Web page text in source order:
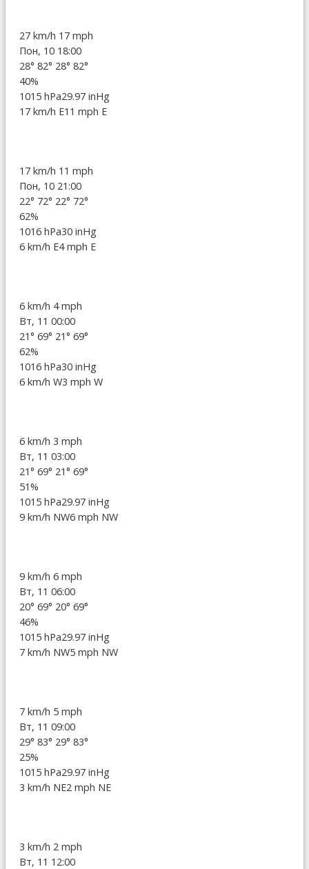
27 km/h 17 mph
Пон, 10 18:00
28° 82° 28° 82°
40%
1015 hPa29.97 inHg
17 km/h E11 mph E
17 km/h 11 mph
Пон, 10 21:00
22° 72° 22° 72°
62%
1016 hPa30 inHg
6 km/h E4 mph E
6 km/h 4 mph
Вт, 11 00:00
21° 69° 21° 69°
62%
1016 hPa30 inHg
6 km/h W3 mph W
6 km/h 3 mph
Вт, 11 03:00
21° 69° 21° 69°
51%
1015 hPa29.97 inHg
9 km/h NW6 mph NW
9 km/h 6 mph
Вт, 11 06:00
20° 69° 20° 69°
46%
1015 hPa29.97 inHg
7 km/h NW5 mph NW
7 km/h 5 mph
Вт, 11 09:00
29° 83° 29° 83°
25%
1015 hPa29.97 inHg
3 km/h NE2 mph NE
3 km/h 2 mph
Вт, 11 12:00